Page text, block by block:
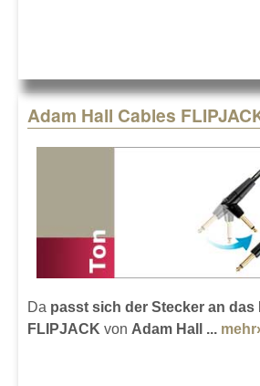
Adam Hall Cables
Da passt sich der Stecker an das
FLIPJACK von Adam Hall ...